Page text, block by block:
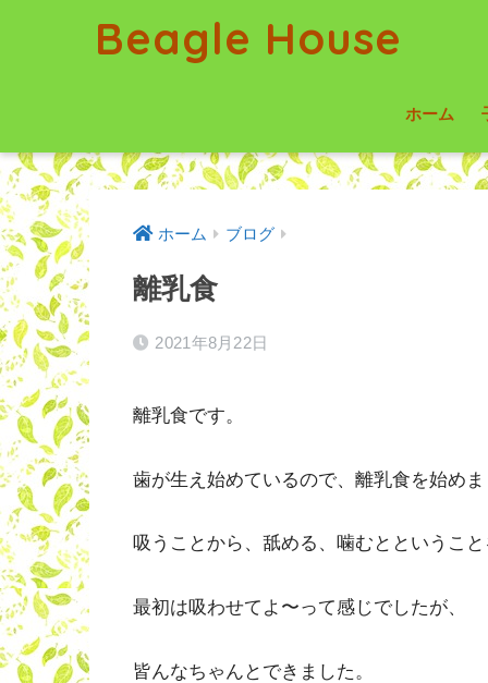
Beagle House
ホーム
ホーム ブログ
離乳食
2021年8月22日
離乳食です。
歯が生え始めているので、離乳食を始め
吸うことから、舐める、噛むとというこ
最初は吸わせてよ〜って感じでしたが、
皆んなちゃんとできました。